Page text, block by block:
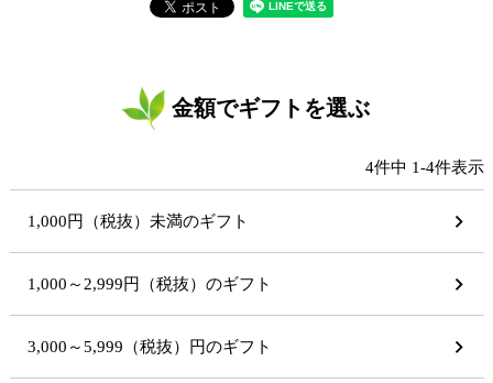
金額でギフトを選ぶ
4件中 1-4件表示
1,000円（税抜）未満のギフト
1,000～2,999円（税抜）のギフト
3,000～5,999（税抜）円のギフト